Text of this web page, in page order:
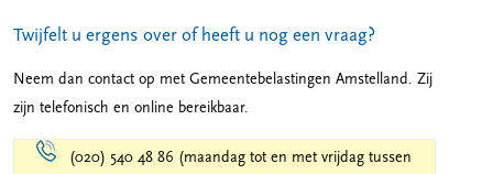
Twijfelt u ergens over of heeft u nog een vraag?
Neem dan contact op met Gemeentebelastingen Amstelland. Zij
zijn telefonisch en online bereikbaar.
(020) 540 48 86 (maandag tot en met vrijdag tussen